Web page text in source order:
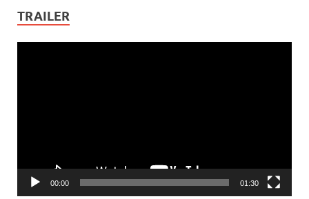
TRAILER
00:00 01:30